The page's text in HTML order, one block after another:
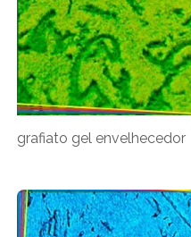
grafiato gel envelhecedor